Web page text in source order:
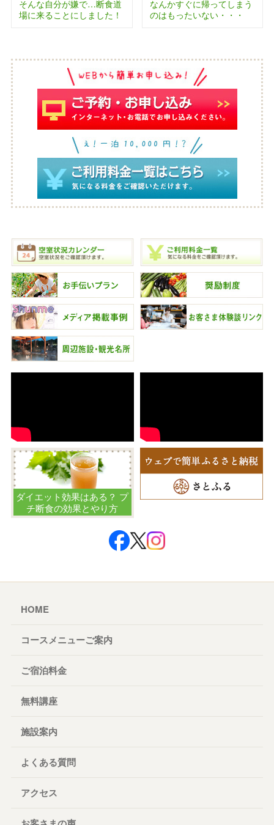
そんな自分が嫌で…断食道
場に来ることにしました！
なんかすぐに帰ってしまう
のはもったいない・・・
ダイエット効果はある？ プ
チ断食の効果とやり方
HOME
コースメニューご案内
ご宿泊料金
無料講座
施設案内
よくある質問
アクセス